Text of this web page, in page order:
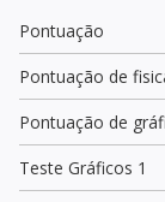
Pontuação
Pontuação de
Pontuação de
Teste Gráficos 1